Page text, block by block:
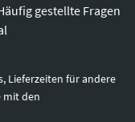
gestellte Fragen
Lieferzeiten für andere
mit den